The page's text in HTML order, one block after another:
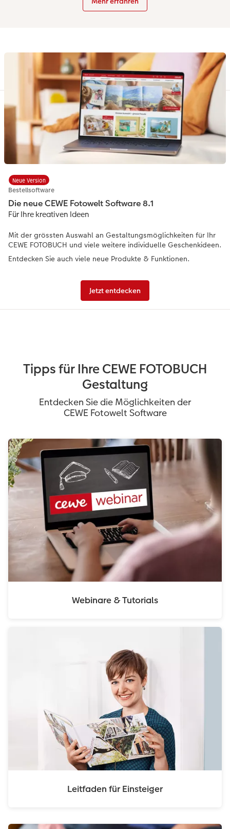
Neue Version
Bestellsoftware
Die neue CEWE Fotowelt Software 8.1
Für Ihre kreativen Ideen
Mit der grössten Auswahl an Gestaltungsmöglichkeiten für Ihr
CEWE FOTOBUCH und viele weitere individuelle Geschenkideen.
Entdecken Sie auch viele neue Produkte & Funktionen.
Jetzt entdecken
Tipps für Ihre CEWE FOTOBUCH
Gestaltung
Entdecken Sie die Möglichkeiten der
CEWE Fotowelt Software
Webinare & Tutorials
Leitfaden für Einsteiger